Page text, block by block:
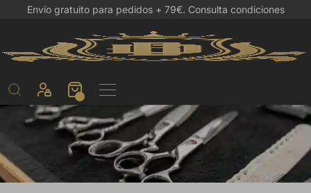
Envío gratuito para pedidos + 79€. Consulta condiciones